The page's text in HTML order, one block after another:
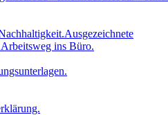
Ausgezeichnete
Arbeitsweg ins Büro.